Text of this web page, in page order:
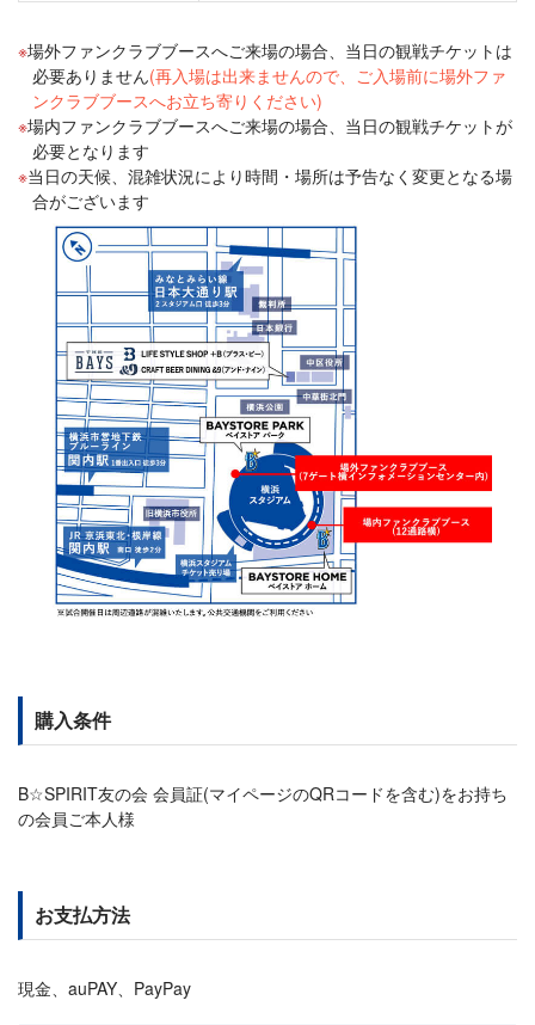
場外ファンクラブブースへご来場の場合、当日の観戦チケットは
必要ありません(再入場は出来ませんので、ご入場前に場外ファ
ンクラブブースへお立ち寄りください)
場内ファンクラブブースへご来場の場合、当日の観戦チケットが
必要となります
当日の天候、混雑状況により時間・場所は予告なく変更となる場
合がございます
購入条件
B☆SPIRIT友の会 会員証(マイページのQRコードを含む)をお持ち
の会員ご本人様
お支払方法
現金、auPAY、PayPay